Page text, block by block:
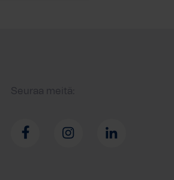
Seuraa meitä: